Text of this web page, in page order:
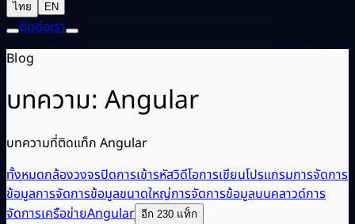
ไทย
EN
ติดต่อเรา
Blog
บทความ: Angular
บทความที่ติดแท็ก Angular
ทั้งหมดกล้องวงจรปิดการเข้ารหัสวิดีโอการเขียนโปรแกรมการจัดการ
ข้อมูลการจัดการข้อมูลขนาดใหญ่การจัดการข้อมูลบนคลาวด์การ
จัดการเครือข่ายAngular อีก 230 แท็ก